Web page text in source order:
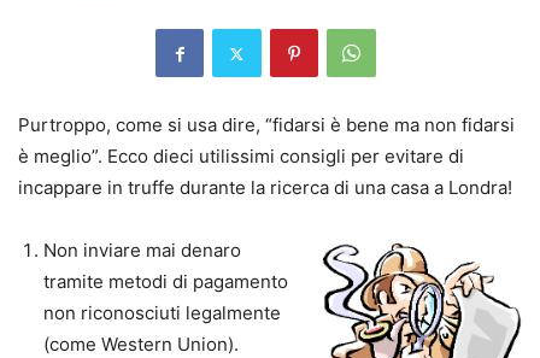
Purtroppo, come si usa dire, “fidarsi è bene ma non fidarsi
è meglio”. Ecco dieci utilissimi consigli per evitare di
incappare in truffe durante la ricerca di una casa a Londra!
Non inviare mai denaro
tramite metodi di pagamento
non riconosciuti legalmente
(come Western Union).